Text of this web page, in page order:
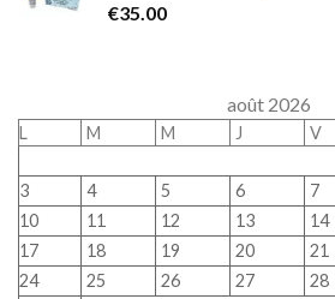
€35.00
août 2026
L M M J V
3
4 5 6 7
10
11 12 13 14
17
18 19 20 21
24
25 26 27 28